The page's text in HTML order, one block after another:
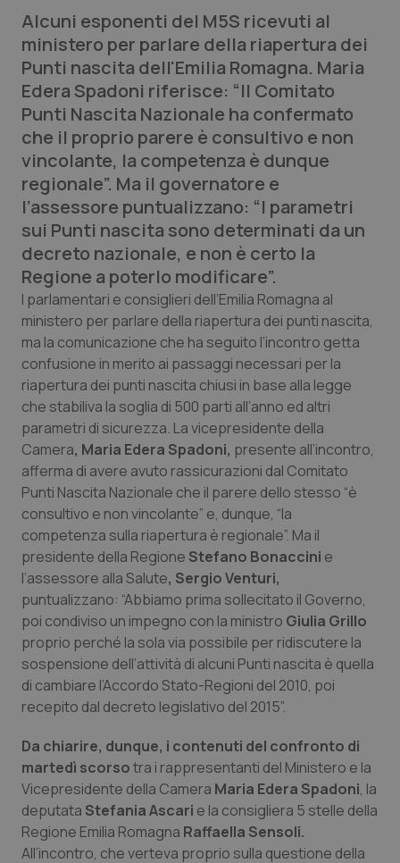
Professionisti Sanitari.AI
Abruzzo
Basilicata
Calabria
Campania
Emilia-Romagna
Friuli Venezia Giulia
Lazio
Liguria
Lombardia
Marche
Molise
Piemonte
Provincia Autonoma di Bolzano
Provincia Autonoma di Trento
Sardegna
Sicilia
QS Pro Gold
Artrite & artrosi
Asma & BPCO
Car-T
Colesterolo & coronaropatie
Dermatite Atopica
Diabete & glucometri
Disturbi dell’umore
Dolore
Donna & Salute
Epatiti
HIV
Infezioni & Febbre
Ipertensione & Scompenso
Malattia di Crohn & Rettocolite Ulcerosa
Neuroscienze & patologie neurodegenerative
QS Club Newsletter
Alcuni esponenti del M5S ricevuti al
ministero per parlare della riapertura dei
Punti nascita dell'Emilia Romagna. Maria
Edera Spadoni riferisce: “Il Comitato
Punti Nascita Nazionale ha confermato
che il proprio parere è consultivo e non
vincolante, la competenza è dunque
regionale”. Ma il governatore e
l’assessore puntualizzano: “I parametri
sui Punti nascita sono determinati da un
decreto nazionale, e non è certo la
Regione a poterlo modificare”.
I parlamentari e consiglieri dell’Emilia Romagna al
ministero per parlare della riapertura dei punti nascita,
ma la comunicazione che ha seguito l’incontro getta
confusione in merito ai passaggi necessari per la
riapertura dei punti nascita chiusi in base alla legge
che stabiliva la soglia di 500 parti all’anno ed altri
parametri di sicurezza. La vicepresidente della
Camera, Maria Edera Spadoni, presente all’incontro,
afferma di avere avuto rassicurazioni dal Comitato
Punti Nascita Nazionale che il parere dello stesso “è
consultivo e non vincolante” e, dunque, “la
competenza sulla riapertura è regionale”. Ma il
presidente della Regione Stefano Bonaccini e
l’assessore alla Salute, Sergio Venturi,
puntualizzano: “Abbiamo prima sollecitato il Governo,
poi condiviso un impegno con la ministro Giulia Grillo
proprio perché la sola via possibile per ridiscutere la
sospensione dell’attività di alcuni Punti nascita è quella
di cambiare l’Accordo Stato-Regioni del 2010, poi
recepito dal decreto legislativo del 2015”.
Da chiarire, dunque, i contenuti del confronto di
martedì scorsotra i rappresentanti del Ministero e la
Vicepresidente della Camera Maria Edera Spadoni, la
deputata Stefania Ascari e la consigliera 5 stelle della
Regione Emilia Romagna Raffaella Sensoli.
All’incontro, che verteva proprio sulla questione della